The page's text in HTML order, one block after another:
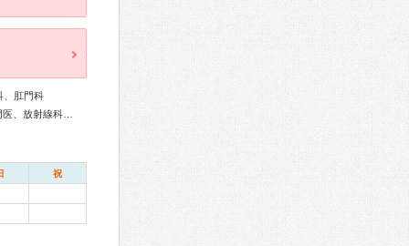
、肛門科
祝